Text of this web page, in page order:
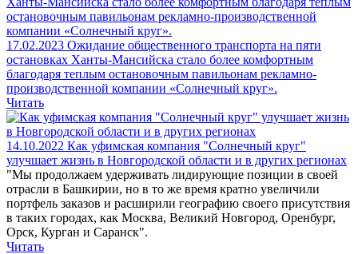
17.02.2023 Ожидание общественного транспорта на пяти
остановках Ханты-Мансийска стало более комфортным
благодаря теплым остановочным павильонам рекламно-
производственной компании «Солнечный круг».
Читать
14.10.2022 Как уфимская компания "Солнечный круг"
улучшает жизнь в Новгородской области и в других регионах
"Мы продолжаем удерживать лидирующие позиции в своей
отрасли в Башкирии, но в то же время кратно увеличили
портфель заказов и расширили географию своего присутствия
в таких городах, как Москва, Великий Новгород, Оренбург,
Орск, Курган и Саранск".
Читать